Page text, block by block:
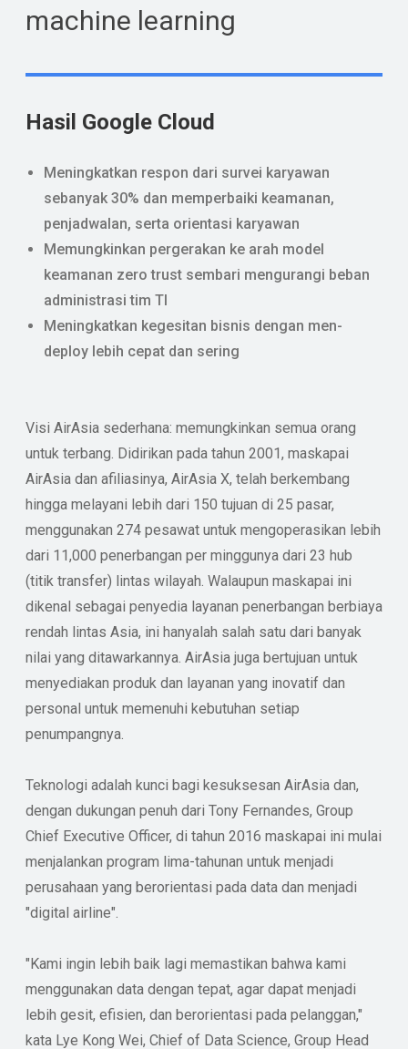
Hasil Google Cloud
Meningkatkan respon dari survei karyawan
sebanyak 30% dan memperbaiki keamanan,
penjadwalan, serta orientasi karyawan
Memungkinkan pergerakan ke arah model
keamanan zero trust sembari mengurangi beban
administrasi tim TI
Meningkatkan kegesitan bisnis dengan men-
deploy lebih cepat dan sering
machine learning
Visi AirAsia sederhana: memungkinkan semua orang
untuk terbang. Didirikan pada tahun 2001, maskapai
AirAsia dan afiliasinya, AirAsia X, telah berkembang
hingga melayani lebih dari 150 tujuan di 25 pasar,
menggunakan 274 pesawat untuk mengoperasikan lebih
dari 11,000 penerbangan per minggunya dari 23 hub
(titik transfer) lintas wilayah. Walaupun maskapai ini
dikenal sebagai penyedia layanan penerbangan berbiaya
rendah lintas Asia, ini hanyalah salah satu dari banyak
nilai yang ditawarkannya. AirAsia juga bertujuan untuk
menyediakan produk dan layanan yang inovatif dan
personal untuk memenuhi kebutuhan setiap
penumpangnya.
Teknologi adalah kunci bagi kesuksesan AirAsia dan,
dengan dukungan penuh dari Tony Fernandes, Group
Chief Executive Officer, di tahun 2016 maskapai ini mulai
menjalankan program lima-tahunan untuk menjadi
perusahaan yang berorientasi pada data dan menjadi
"digital airline".
"Kami ingin lebih baik lagi memastikan bahwa kami
menggunakan data dengan tepat, agar dapat menjadi
lebih gesit, efisien, dan berorientasi pada pelanggan,"
kata Lye Kong Wei, Chief of Data Science, Group Head